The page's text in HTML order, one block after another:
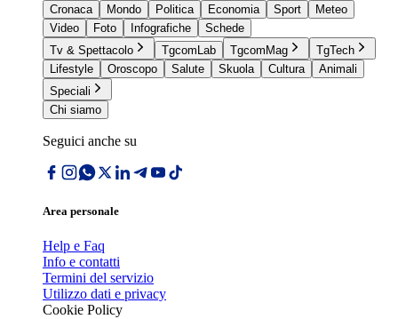
Cronaca
Mondo Politica Economia Sport
Meteo
Video
Foto Infografiche
Schede
Tv & Spettacolo
TgcomLab TgcomMag
TgTech
Lifestyle
Oroscopo Salute Skuola Cultura
Animali
Speciali
Chi siamo
Seguici anche su
Area personale
Help e Faq
Info e contatti
Termini del servizio
Utilizzo dati e privacy
Cookie Policy